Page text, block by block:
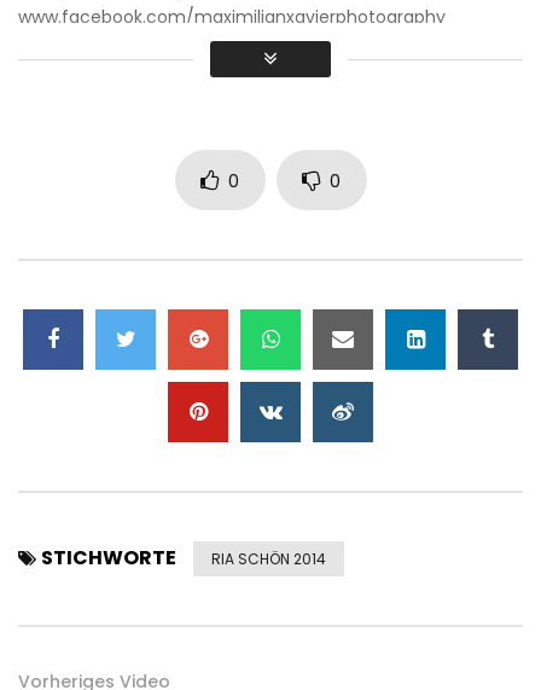
www.facebook.com/maximilianxavierphotography
0 0
STICHWORTE RIA SCHÖN 2014
Vorheriges Video